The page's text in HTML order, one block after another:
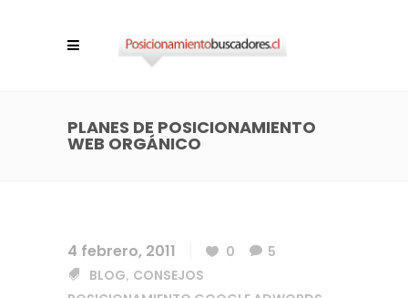
PLANES DE POSICIONAMIENTO
WEB ORGÁNICO
4 febrero, 2011 0
5
BLOG, CONSEJOS